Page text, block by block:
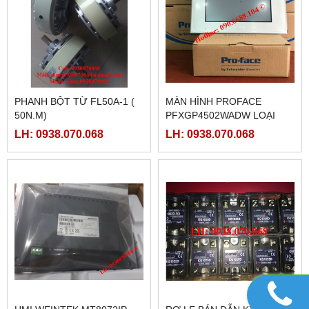
BANNER R58 EXPERT,
R58ECRGB
LH: 0938.070.068
LI HỢP, THẮNG TỪ 2.5K,
5K, 10K, 20K, 40K
LH: 0938.070.068
Sản phẩm Hot
FATEK FBS-B4AD MÀN HÌNH TK8072IP
LH: 0938.070.068